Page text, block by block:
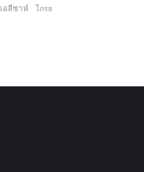
เอลีชาห์ โกรธ